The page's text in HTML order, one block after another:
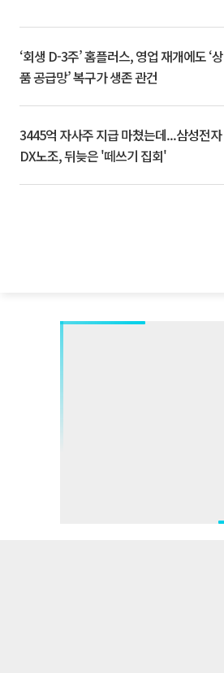
‘회생 D-3주’ 홈플러스, 영업 재개에도 ‘상
품 공급망’ 복구가 생존 관건
3445억 자사주 지급 마쳤는데...삼성전자
DX노조, 뒤늦은 '떼쓰기 집회'